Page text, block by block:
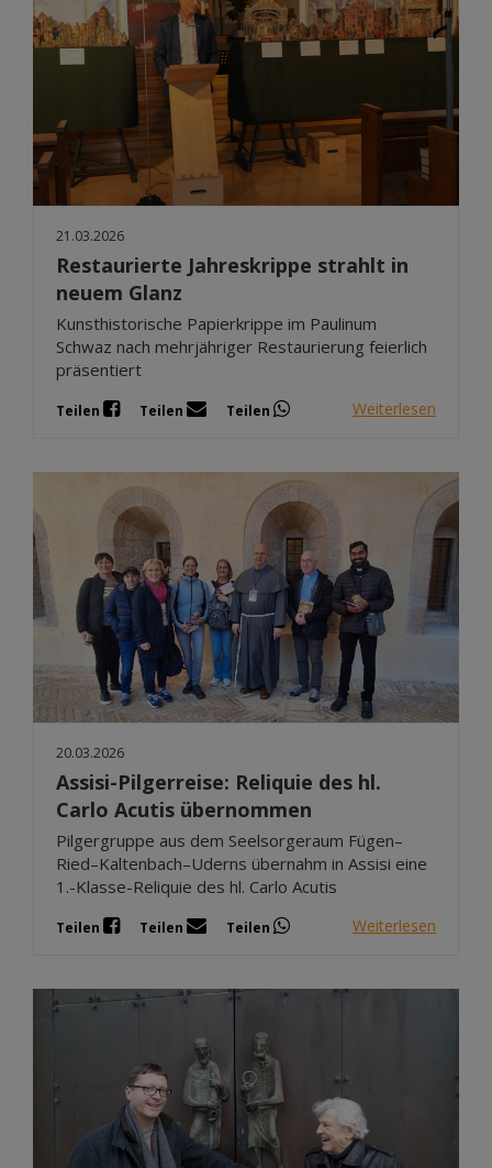
21.03.2026
Restaurierte Jahreskrippe strahlt in
neuem Glanz
Kunsthistorische Papierkrippe im Paulinum
Schwaz nach mehrjähriger Restaurierung feierlich
präsentiert
Teilen Teilen Teilen Weiterlesen
20.03.2026
Assisi-Pilgerreise: Reliquie des hl.
Carlo Acutis übernommen
Pilgergruppe aus dem Seelsorgeraum Fügen–
Ried–Kaltenbach–Uderns übernahm in Assisi eine
1.-Klasse-Reliquie des hl. Carlo Acutis
Teilen Teilen Teilen Weiterlesen